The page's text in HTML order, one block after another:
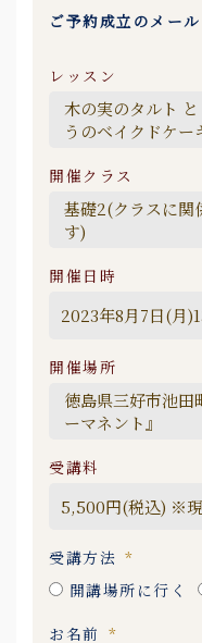
ご予約成立のメール
レッスン
開催クラス
開催日時
開催場所
受講料
受講方法
開講場所に行く
お名前